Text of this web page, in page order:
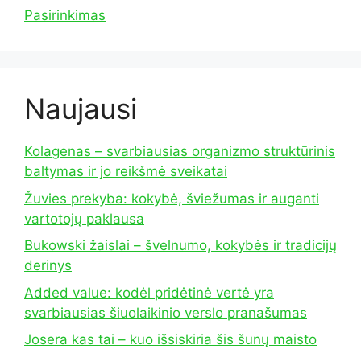
Pasirinkimas
Naujausi
Kolagenas – svarbiausias organizmo struktūrinis
baltymas ir jo reikšmė sveikatai
Žuvies prekyba: kokybė, šviežumas ir auganti
vartotojų paklausa
Bukowski žaislai – švelnumo, kokybės ir tradicijų
derinys
Added value: kodėl pridėtinė vertė yra
svarbiausias šiuolaikinio verslo pranašumas
Josera kas tai – kuo išsiskiria šis šunų maisto